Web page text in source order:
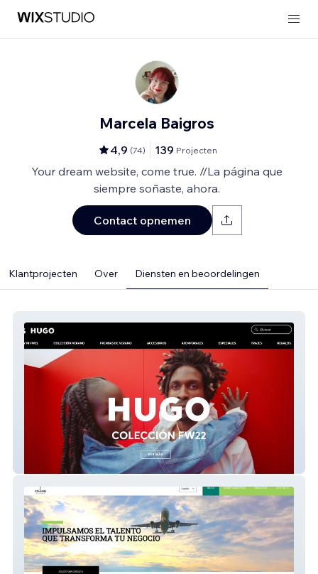
Marcela Baigros
4,9 (74) 139 Projecten
Your dream website, come true. //La página que
siempre soñaste, ahora.
Contact opnemen
Klantprojecten Over Diensten en beoordelingen
Hugo Boss Argentina